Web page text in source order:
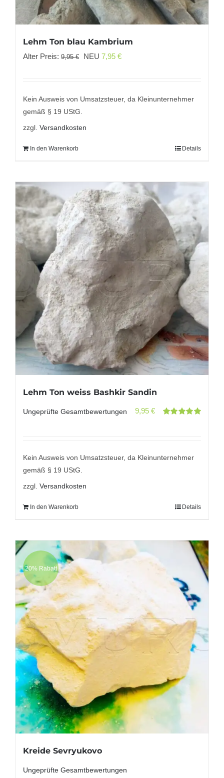
Lehm Ton blau Kambrium
Alter Preis: 9,95€
Ursprünglicher
9,95 €
NEU 7,95 €Aktueller
7,95 €.
Kein Ausweis von Umsatzsteuer, da Kleinunternehmer
gemäß § 19 UStG.
zzgl. Versandkosten
In den Warenkorb Details
Lehm Ton weiss Bashkir Sandin
Ungeprüfte Gesamtbewertungen 9,95 €
Kein Ausweis von Umsatzsteuer, da Kleinunternehmer
gemäß § 19 UStG.
zzgl. Versandkosten
In den Warenkorb Details
20% Rabatt
Kreide Sevryukovo
Ungeprüfte Gesamtbewertungen